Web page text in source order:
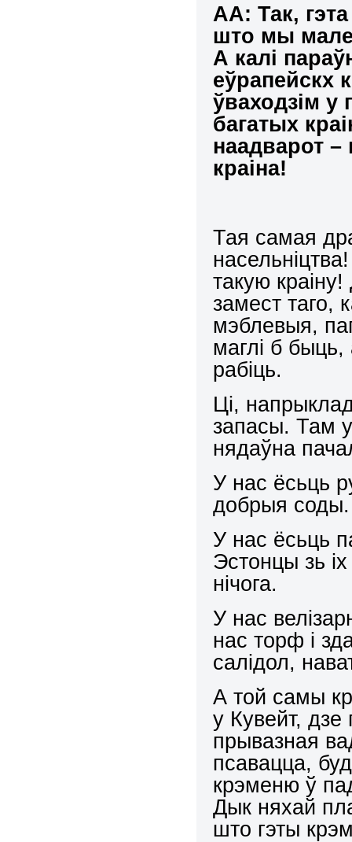
АА: Так,
што мы
А калі
еўрапейскх
ўваходзім у
багатых
наадварот –
краіна!
Тая самая
такую
замест таго,
мэблевыя,
маглі б быць,
рабіць.
Ці,
запасы. Там
нядаўна
У нас ёсьць
добрыя соды.
У нас ёсьць
Эстонцы зь
нічога.
У нас
нас торф і
салідол,
А той самы
у Кувейт,
прывазная
псавацца,
крэменю ў
Дык няхай
што гэты